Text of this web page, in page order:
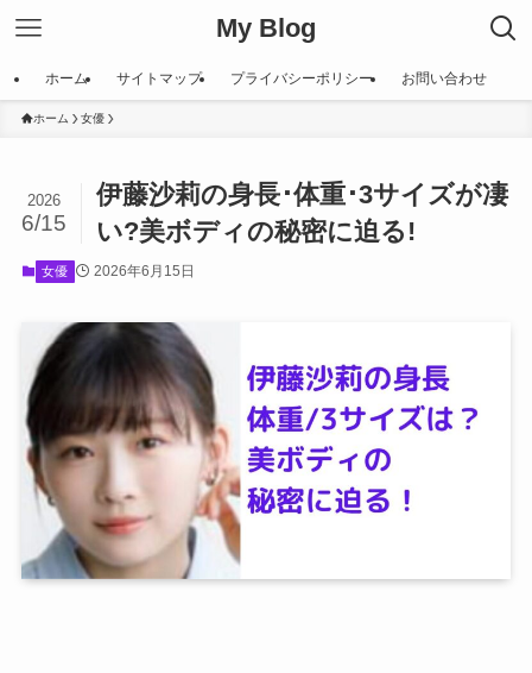
My Blog
ホーム サイトマップ プライバシーポリシー お問い合わせ
ホーム 女優
伊藤沙莉の身長･体重･3サイズが凄
い?美ボディの秘密に迫る!
2026
6/15
女優 2026年6月15日